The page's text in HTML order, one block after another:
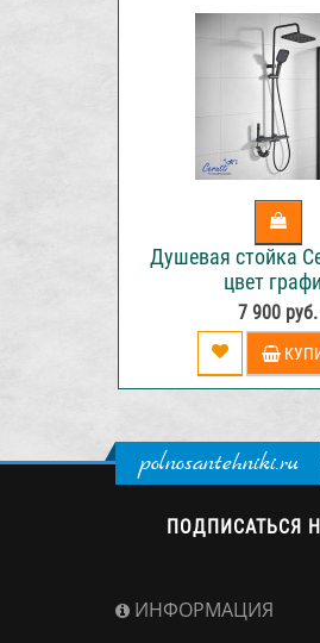
Душевая стойка
цвет
7 900 руб.
polnosantehniki.ru
ПОДПИСАТЬСЯ
ИНФОРМАЦИЯ